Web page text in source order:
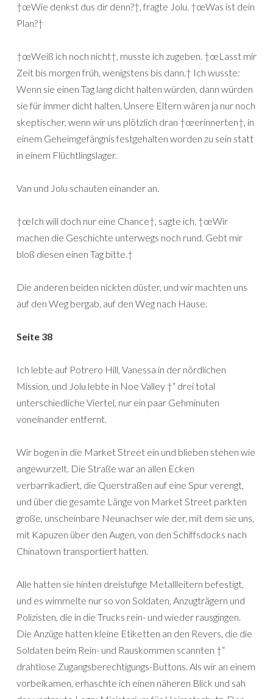
†œWie denkst dus dir denn?†, fragte Jolu. †œWas ist dein
Plan?†
†œWeiß ich noch nicht†, musste ich zugeben. †œLasst mir
Zeit bis morgen früh, wenigstens bis dann.† Ich wusste:
Wenn sie einen Tag lang dicht halten würden, dann würden
sie für immer dicht halten. Unsere Eltern wären ja nur noch
skeptischer, wenn wir uns plötzlich dran †œerinnerten†, in
einem Geheimgefängnis festgehalten worden zu sein statt
in einem Flüchtlingslager.
Van und Jolu schauten einander an.
†œIch will doch nur eine Chance†, sagte ich. †œWir
machen die Geschichte unterwegs noch rund. Gebt mir
bloß diesen einen Tag bitte.†
Die anderen beiden nickten düster, und wir machten uns
auf den Weg bergab, auf den Weg nach Hause.
Seite 38
Ich lebte auf Potrero Hill, Vanessa in der nördlichen
Mission, und Jolu lebte in Noe Valley †“ drei total
unterschiedliche Viertel, nur ein paar Gehminuten
voneinander entfernt.
Wir bogen in die Market Street ein und blieben stehen wie
angewurzelt. Die Straße war an allen Ecken
verbarrikadiert, die Querstraßen auf eine Spur verengt,
und über die gesamte Länge von Market Street parkten
große, unscheinbare Neunachser wie der, mit dem sie uns,
mit Kapuzen über den Augen, von den Schiffsdocks nach
Chinatown transportiert hatten.
Alle hatten sie hinten dreistufige Metallleitern befestigt,
und es wimmelte nur so von Soldaten, Anzugträgern und
Polizisten, die in die Trucks rein- und wieder rausgingen.
Die Anzüge hatten kleine Etiketten an den Revers, die die
Soldaten beim Rein- und Rauskommen scannten †“
drahtlose Zugangsberechtigungs-Buttons. Als wir an einem
vorbeikamen, erhaschte ich einen näheren Blick und sah